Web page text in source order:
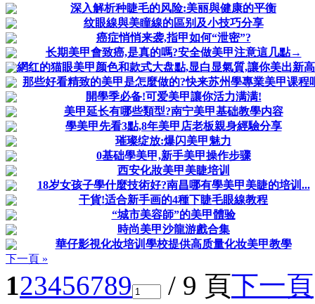
深入解析种睫毛的风险:美丽與健康的平衡
纹眼線與美瞳線的區别及小技巧分享
癌症悄悄来袭,指甲如何“泄密”?
长期美甲會致癌,是真的嗎?安全做美甲注意這几點→
網红的猫眼美甲颜色和款式大盘點,显白显氣質,讓你美出新
那些好看精致的美甲是怎麼做的?快来苏州學專業美甲课程
開學季必备!可爱美甲讓你活力满满!
美甲延长有哪些類型?南宁美甲基础教學内容
學美甲先看3點,8年美甲店老板親身經驗分享
璀璨绽放:爆闪美甲魅力
0基础學美甲,新手美甲操作步骤
西安化妝美甲美睫培训
18岁女孩子學什麼技術好?南昌哪有學美甲美睫的培训...
干貨!适合新手画的4種下睫毛眼線教程
“城市美容師”的美甲體验
時尚美甲沙龍游戲合集
華仔影視化妆培训學校提供高质量化妆美甲教學
下一頁 »
123456789 / 9 頁下一頁